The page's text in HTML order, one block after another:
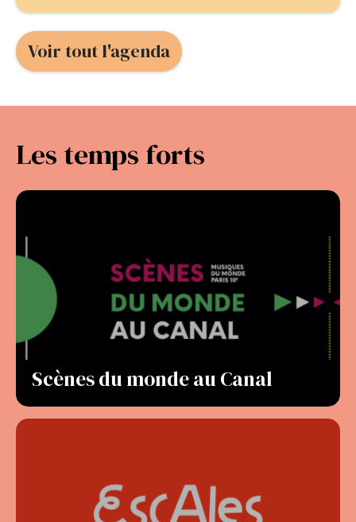
Voir tout l'agenda
Les temps forts
Scènes du monde au Canal